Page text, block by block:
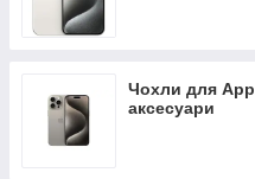
Чохли для
аксесуари